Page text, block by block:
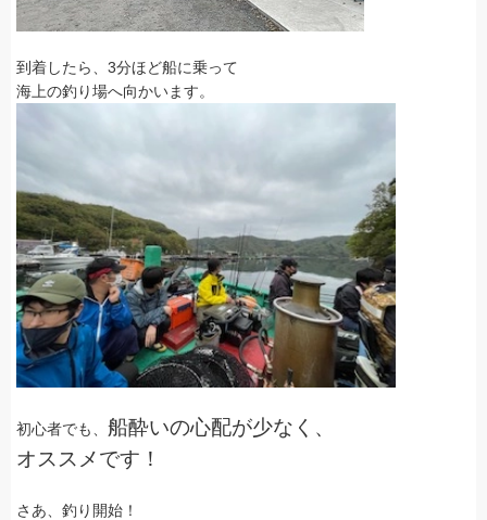
到着したら、3分ほど船に乗って
海上の釣り場へ向かいます。
初心者でも、 船酔いの心配が少なく、
オススメです！
さあ、釣り開始！